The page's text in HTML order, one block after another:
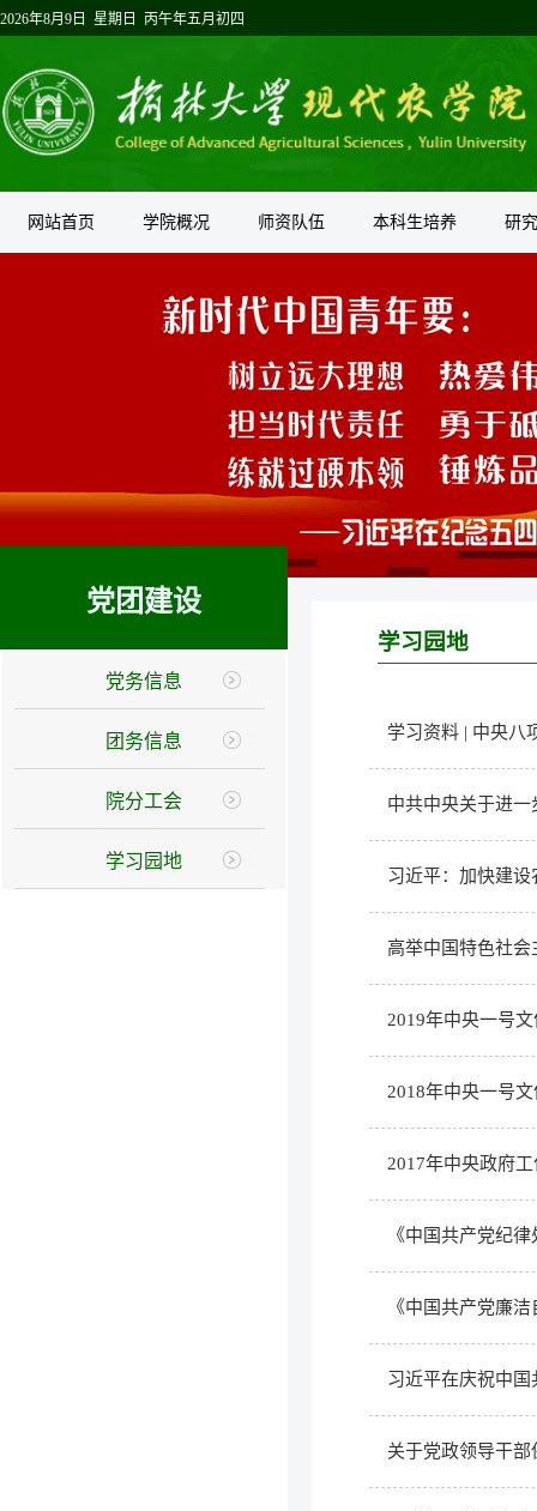
2026年8月9日 星期日 丙午年五月初四
网站首页 学院概况 师资队伍 本科生培养 研
党团建设
党务信息
团务信息
院分工会
学习园地
学习园地
学习资料 | 中央八
中共中央关于进
习近平：加快建
高举中国特色社会
2019年中央一号
2018年中央一号
2017年中央政府
《中国共产党纪
《中国共产党廉
习近平在庆祝中
关于党政领导干